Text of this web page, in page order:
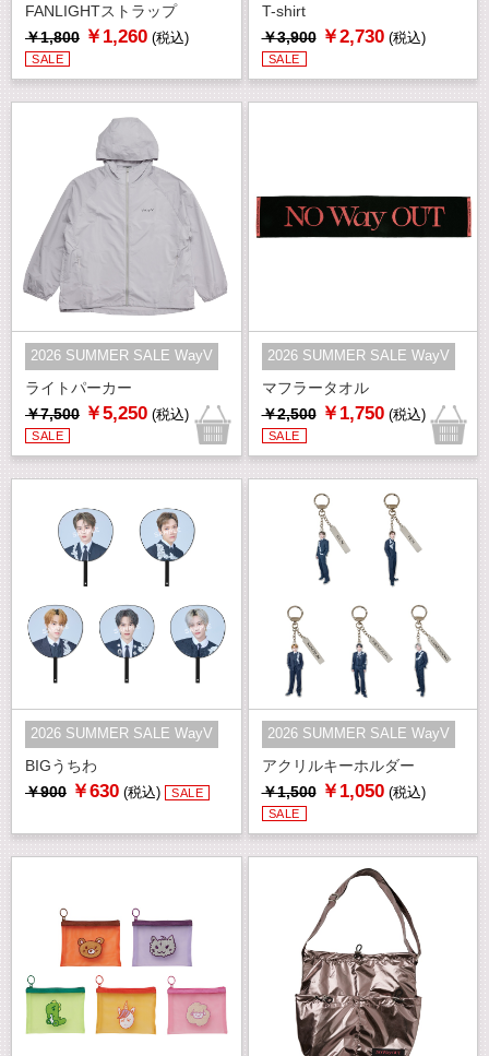
FANLIGHTストラップ
￥1,800 ￥1,260 (税込)
SALE
T-shirt
￥3,900 ￥2,730 (税込)
SALE
ライトパーカー
2026 SUMMER SALE WayV
￥7,500 ￥5,250 (税込)
SALE
マフラータオル
2026 SUMMER SALE WayV
￥2,500 ￥1,750 (税込)
SALE
BIGうちわ
2026 SUMMER SALE WayV
￥900 ￥630 (税込) SALE
アクリルキーホルダー
2026 SUMMER SALE WayV
￥1,500 ￥1,050 (税込)
SALE